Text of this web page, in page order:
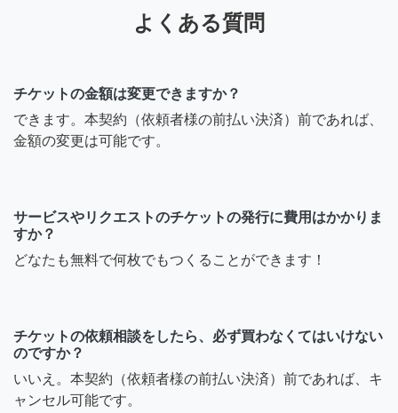
よくある質問
チケットの金額は変更できますか？
できます。本契約（依頼者様の前払い決済）前であれば、
金額の変更は可能です。
サービスやリクエストのチケットの発行に費用はかかりま
すか？
どなたも無料で何枚でもつくることができます！
チケットの依頼相談をしたら、必ず買わなくてはいけない
のですか？
いいえ。本契約（依頼者様の前払い決済）前であれば、キ
ャンセル可能です。